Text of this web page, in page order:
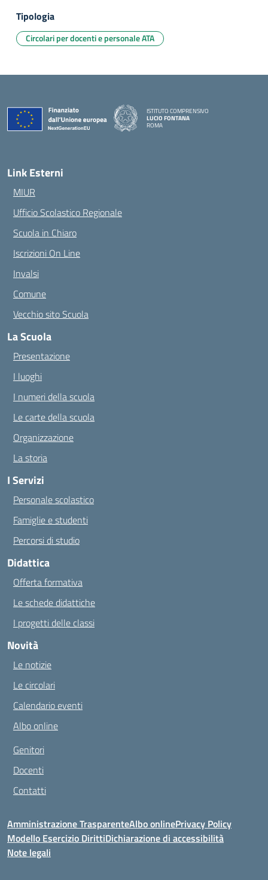
Tipologia
Circolari per docenti e personale ATA
ISTITUTO COMPRENSIVO
LUCIO FONTANA
ROMA
Link Esterni
MIUR
Ufficio Scolastico Regionale
Scuola in Chiaro
Iscrizioni On Line
Invalsi
Comune
Vecchio sito Scuola
La Scuola
Presentazione
I luoghi
I numeri della scuola
Le carte della scuola
Organizzazione
La storia
I Servizi
Personale scolastico
Famiglie e studenti
Percorsi di studio
Didattica
Offerta formativa
Le schede didattiche
I progetti delle classi
Novità
Le notizie
Le circolari
Calendario eventi
Albo online
Genitori
Docenti
Contatti
Amministrazione TrasparenteAlbo onlinePrivacy Policy
Modello Esercizio DirittiDichiarazione di accessibilità
Note legali